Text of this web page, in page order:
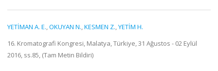
YETİMAN A. E.,OKUYAN N.,KESMEN Z.,YETİM H.
16. Kromatografi Kongresi, Malatya, Türkiye, 31 Ağustos - 02 Eylül
2016, ss.85, (Tam Metin Bildiri)